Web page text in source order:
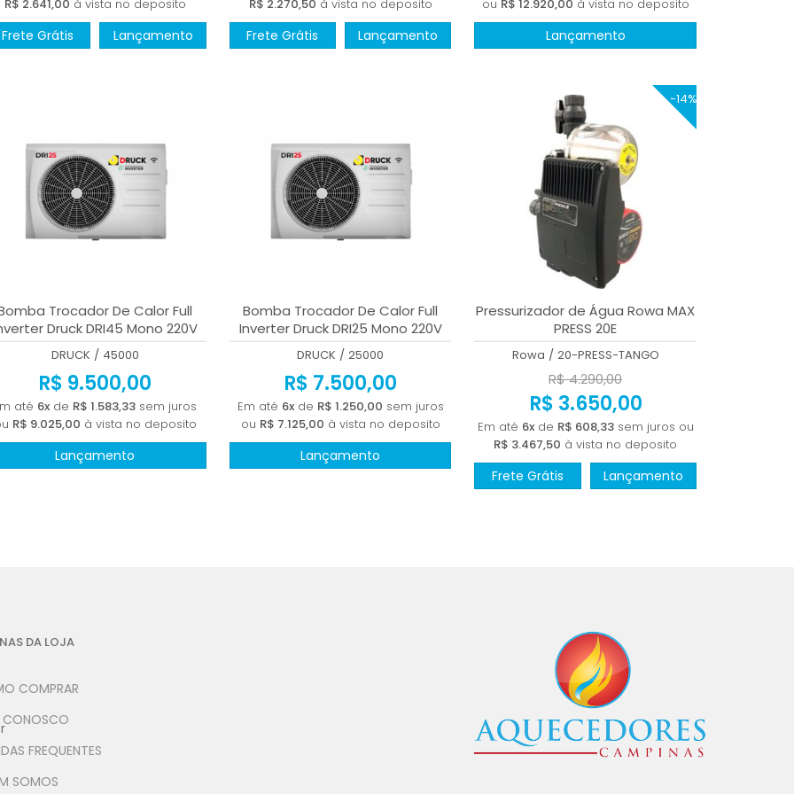
R$ 2.641,00 à vista no deposito
Frete Grátis Lançamento
R$ 2.270,50 à vista no deposito
Frete Grátis Lançamento
ou R$ 12.920,00 à vista no deposito
Lançamento
Trocador De Calor Full
Druck DRI45 Mono 220V
Branco Wi-fi 45000 BTUs
DRUCK / 45000
R$ 9.500,00
até 6x de R$ 1.583,33 sem juros
R$ 9.025,00 à vista no deposito
Lançamento
Bomba Trocador De Calor Full
Inverter Druck DRI25 Mono 220V
Branco Wi-fi 25000 BTUs
DRUCK / 25000
R$ 7.500,00
Em até 6xde R$ 1.250,00 sem juros
ou R$ 7.125,00 à vista no deposito
Lançamento
-14%
Pressurizador de Água Rowa MAX
PRESS 20E
Rowa / 20-PRESS-TANGO
R$ 4.290,00
R$ 3.650,00
Em até 6xde R$ 608,33sem juros ou
R$ 3.467,50 à vista no deposito
Frete Grátis Lançamento
DA LOJA
COMPRAR
CONOSCO
FREQUENTES
SOMOS